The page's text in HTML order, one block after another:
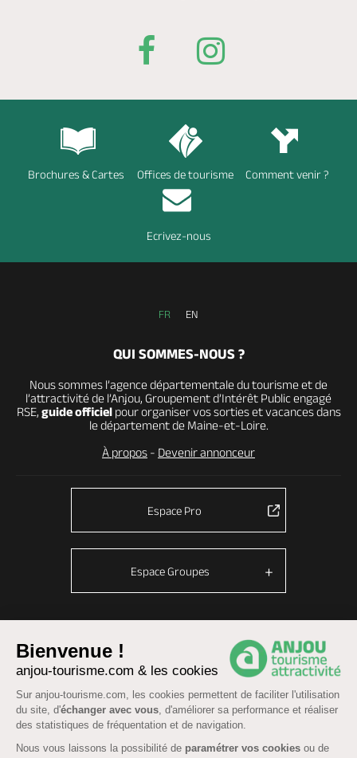
Bienvenue !
anjou-tourisme.com & les cookies
Sur anjou-tourisme.com, les cookies permettent de faciliter l'utilisation
du site, d'échanger avec vous, d'améliorer sa performance et réaliser
des statistiques de fréquentation et de navigation.
Nous vous laissons la possibilité de paramétrer vos cookies ou de
Brochures & Cartes Offices de tourisme Comment venir ?
Ecrivez-nous
FR EN
QUI SOMMES-NOUS ?
Nous sommes l’agence départementale du tourisme et de
l’attractivité de l’Anjou, Groupement d’Intérêt Public engagé
RSE, guide officielpour organiser vos sorties et vacances dans
le département de Maine-et-Loire.
À propos - Devenir annonceur
Espace Pro
Espace Groupes
© Anjou tourisme 2026 - Fonctionnement du site
Mentions légales-Données personnelles-Cookies
CGU Réservation
Accessibilité : partiellement conforme